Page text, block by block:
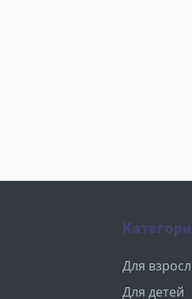
Для
Для детей